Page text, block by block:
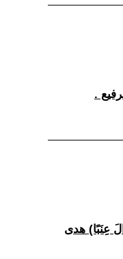
عِنَبًا) هدى